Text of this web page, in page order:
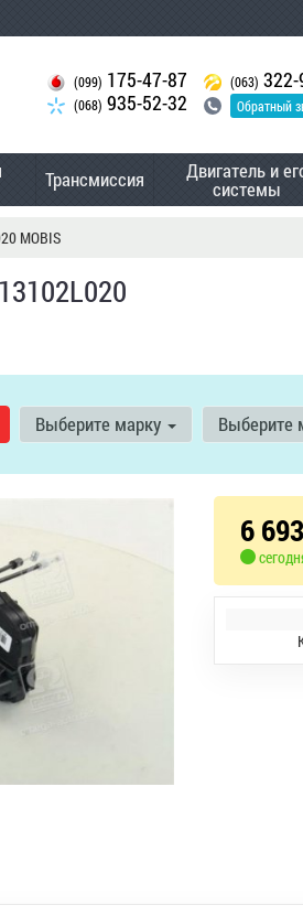
(099) 175-47-87
(068) 935-52-32
(063) 322-
Обратный
Трансмиссия Двигатель и
системы
MOBIS
Выберите марку Выберите
6 693